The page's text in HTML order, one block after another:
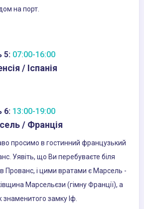
на порт.
5: 07:00-16:00
/ Іспанія
6: 13:00-19:00
/ Франція
просимо в гостинний французький
Уявіть, що Ви перебуваєте біля
в Прованс, і цими вратами є Марсель -
Марсельєзи (гімну Франції), а
знаменитого замку Іф.